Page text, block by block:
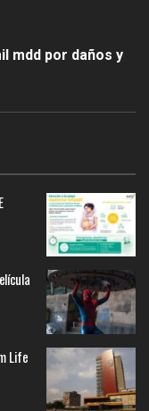
mdd por daños y
Life